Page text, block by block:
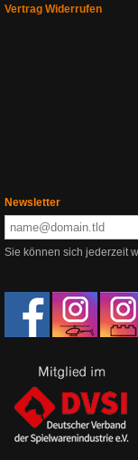
Vertrag Widerrufen
Newsletter
Sie können sich jederzeit